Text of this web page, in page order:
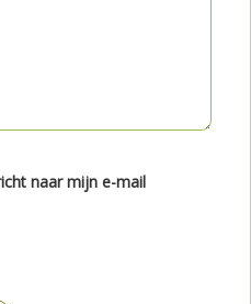
naar mijn e-mail